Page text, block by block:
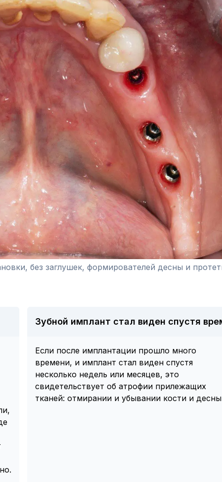
без заглушек, формирователей десны и
Зубной имплант стал виден спустя
Если после имплантации прошло много
времени, и имплант стал виден спустя
несколько недель или месяцев, это
свидетельствует об атрофии прилежащих
тканей: отмирании и убывании кости и